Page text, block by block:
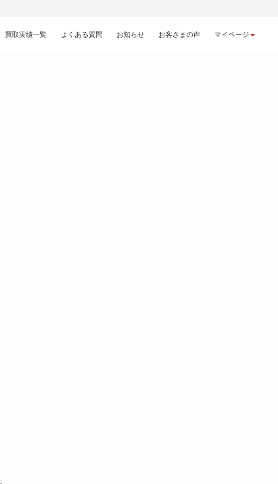
買取実績一覧 よくある質問 お知らせ お客さまの声 マイページ